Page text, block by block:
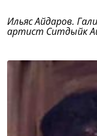
Ильяс Айдаров.
артист Ситдыйк